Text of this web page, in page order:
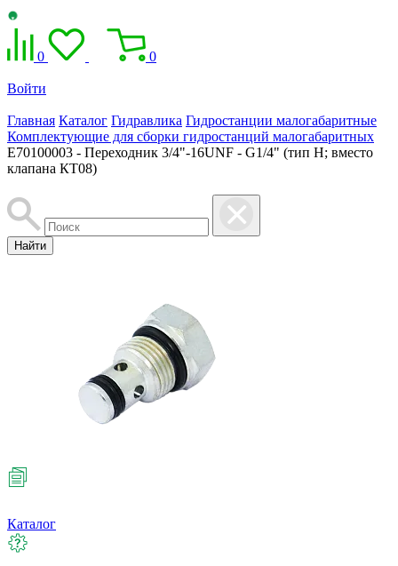
0 0
Войти
Главная Каталог Гидравлика Гидростанции малогабаритные
Комплектующие для сборки гидростанций малогабаритных
E70100003 - Переходник 3/4"-16UNF - G1/4" (тип H; вместо
клапана КТ08)
Найти
Каталог